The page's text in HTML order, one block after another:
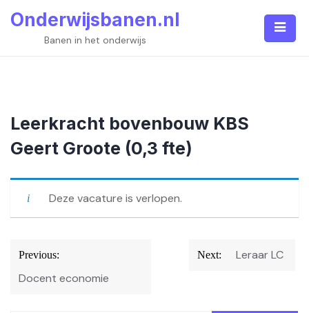
Onderwijsbanen.nl
Banen in het onderwijs
Leerkracht bovenbouw KBS
Geert Groote (0,3 fte)
Deze vacature is verlopen.
Bericht
navigatie
Previous:
Docent economie
Next: Leraar LC